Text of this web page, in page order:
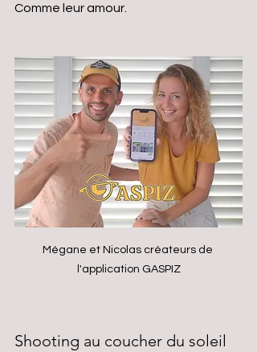
Comme leur amour.
Mégane et Nicolas créateurs de
l'application GASPIZ
Shooting au coucher du soleil